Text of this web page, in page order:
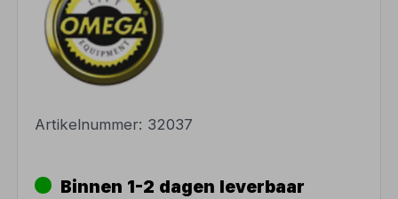
Artikelnummer: 32037
Binnen 1-2 dagen leverbaar